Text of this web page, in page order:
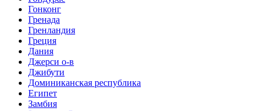
Гонконг
Гренада
Гренландия
Греция
Дания
Джерси о-в
Джибути
Доминиканская республика
Египет
Замбия